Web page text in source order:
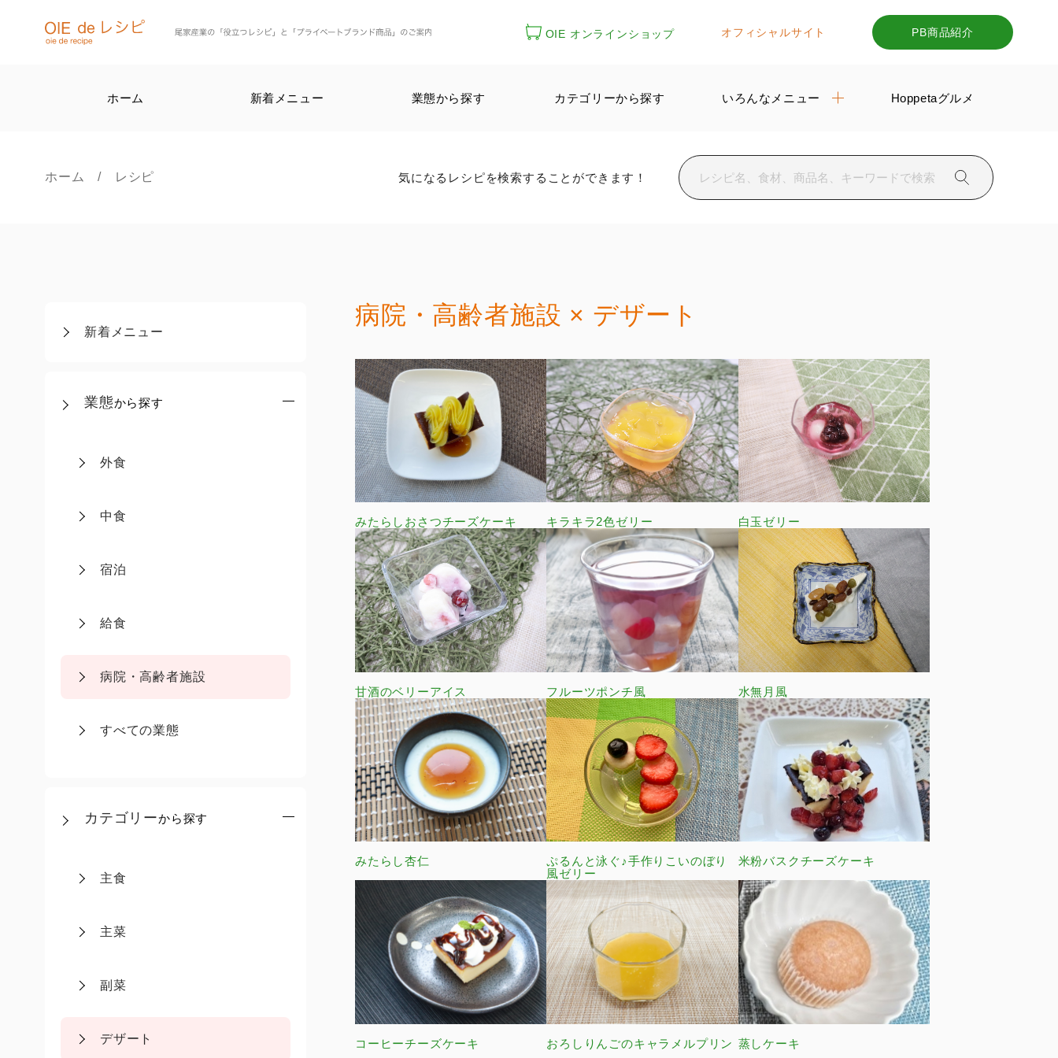
OIE オンラインショップ オフィシャルサイト PB商品紹介
ホーム 新着メニュー 業態から探す カテゴリーから探す いろんなメニュー Hoppetaグルメ
ホーム/ レシピ 気になるレシピを検索することができます！
新着メニュー
業態から探す
外食
中食
宿泊
給食
病院・高齢者施設
すべての業態
カテゴリーから探す
主食
主菜
副菜
デザート
病院・高齢者施設 × デザート
みたらしおさつチーズケーキ キラキラ2色ゼリー 白玉ゼリー
甘酒のベリーアイス フルーツポンチ風 水無月風
みたらし杏仁
ぷるんと泳ぐ♪手作りこいのぼり
風ゼリー
米粉バスクチーズケーキ
コーヒーチーズケーキ おろしりんごのキャラメルプリン 蒸しケーキ